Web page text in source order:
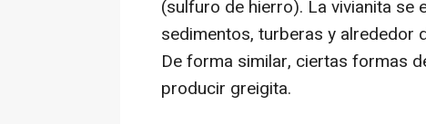
(sulfuro de hierro). La vivianita se
sedimentos, turberas y alrededor
De forma similar, ciertas formas
producir greigita.